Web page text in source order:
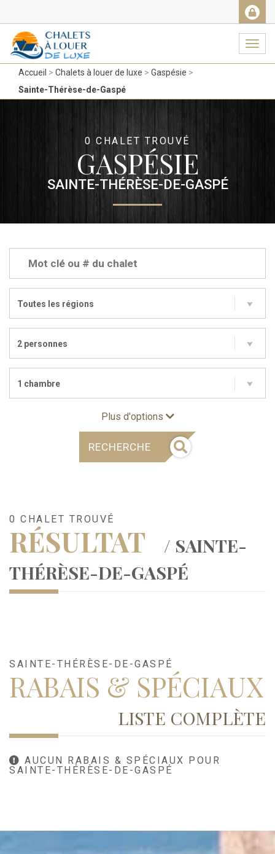
Accueil Chalets à louer de luxe
Gaspésie
Sainte-Thérèse-de-Gaspé
0 CHALET TROUVÉ
GASPÉSIE
SAINTE-THÉRÈSE-DE-GASPÉ
Toutes les régions
2 personnes
1 chambre
Plus d'options
RECHERCHE
0 CHALET TROUVÉ
RÉSULTAT
/ SAINTE-
THÉRÈSE-DE-GASPÉ
SAINTE-THÉRÈSE-DE-GASPÉ
RABAIS & SPÉCIAUX
LISTE COMPLÈTE
AUCUN RABAIS & SPÉCIAUX POUR
SAINTE-THÉRÈSE-DE-GASPÉ